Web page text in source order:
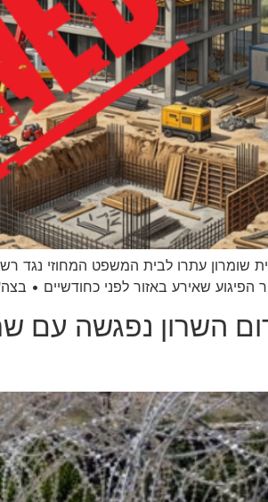
שומרון עתרו לבית המשפט המחוזי נגד
הפיגוע שאירע באזור לפני כחודשיים •
השרון נפגשה עם